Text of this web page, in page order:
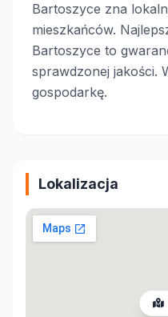
Bartoszyce zna
mieszkańców.
Bartoszyce to
sprawdzonej jakości.
gospodarkę.
Lokalizacja